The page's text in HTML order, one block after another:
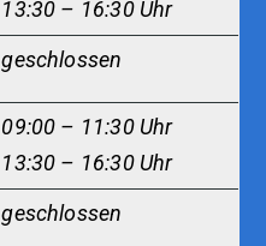
13:30 – 16:30 Uhr
geschlossen
09:00 – 11:30 Uhr
13:30 – 16:30 Uhr
geschlossen